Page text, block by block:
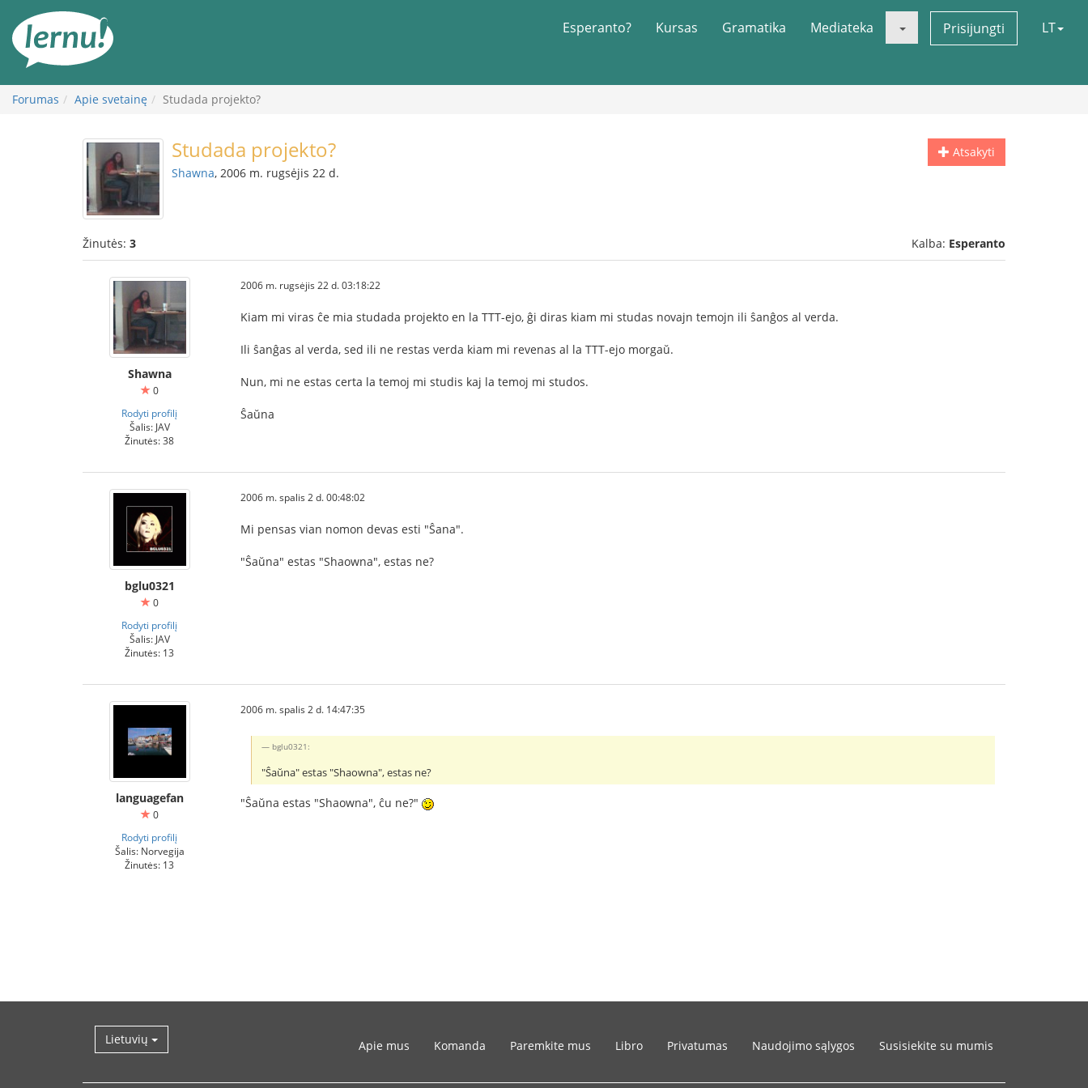
turinį
Esperanto? Kursas Gramatika Mediateka Prisijungti LT
Forumas Apie svetainę Studada projekto?
Atsakyti
Studada projekto?
Shawna, 2006 m. rugsėjis 22 d.
Žinutės: 3 Kalba: Esperanto
Shawna
0
Rodyti profilį
Šalis: JAV
Žinutės: 38
2006 m. rugsėjis 22 d. 03:18:22
Kiam mi viras ĉe mia studada projekto en la TTT-ejo, ĝi diras kiam mi studas novajn temojn ili ŝanĝos al verda.
Ili ŝanĝas al verda, sed ili ne restas verda kiam mi revenas al la TTT-ejo morgaŭ.
Nun, mi ne estas certa la temoj mi studis kaj la temoj mi studos.
Ŝaŭna
bglu0321
0
Rodyti profilį
Šalis: JAV
Žinutės: 13
2006 m. spalis 2 d. 00:48:02
Mi pensas vian nomon devas esti "Ŝana".
"Ŝaŭna" estas "Shaowna", estas ne?
languagefan
0
Rodyti profilį
Šalis: Norvegija
Žinutės: 13
2006 m. spalis 2 d. 14:47:35
bglu0321:
"Ŝaŭna" estas "Shaowna", estas ne?
"Ŝaŭna estas "Shaowna", ĉu ne?"
Lietuvių Apie mus Komanda Paremkite mus Libro Privatumas Naudojimo sąlygos Susisiekite su mumis